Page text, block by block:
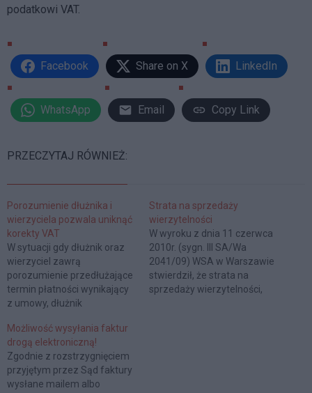
podatkowi VAT.
Facebook Share on X LinkedIn
WhatsApp Email Copy Link
PRZECZYTAJ RÓWNIEŻ:
Porozumienie dłużnika i
wierzyciela pozwala uniknąć
korekty VAT
W sytuacji gdy dłużnik oraz
wierzyciel zawrą
porozumienie przedłużające
termin płatności wynikający
z umowy, dłużnik
zmniejszenia kwoty podatku
naliczonego z upływem 150
dni od dnia, w którym upłynie
termin płatności wynikający
z porozumienia, a nie
Strata na sprzedaży
wierzytelności
W wyroku z dnia 11 czerwca
2010r. (sygn. III SA/Wa
2041/09) WSA w Warszawie
stwierdził, że strata na
sprzedaży wierzytelności,
Możliwość wysyłania faktur
drogą elektroniczną!
Zgodnie z rozstrzygnięciem
przyjętym przez Sąd faktury
wysłane mailem albo